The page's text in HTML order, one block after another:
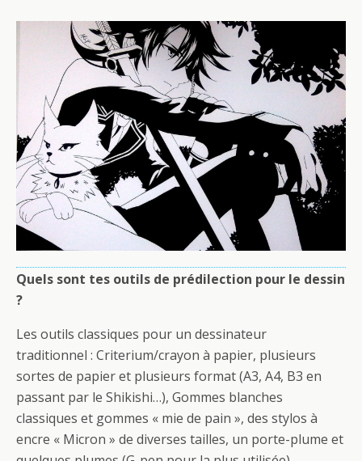
Quels sont tes outils de prédilection pour le dessin
?
Les outils classiques pour un dessinateur
traditionnel : Criterium/crayon à papier, plusieurs
sortes de papier et plusieurs format (A3, A4, B3 en
passant par le Shikishi…), Gommes blanches
classiques et gommes « mie de pain », des stylos à
encre « Micron » de diverses tailles, un porte-plume et